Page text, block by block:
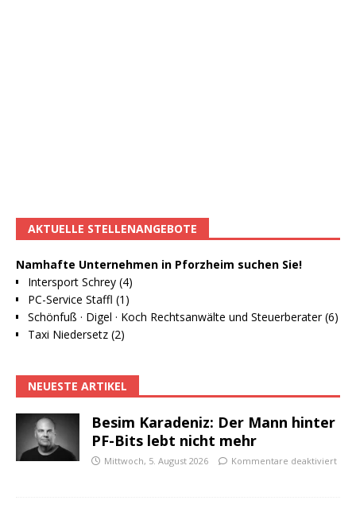
AKTUELLE STELLENANGEBOTE
Namhafte Unternehmen in Pforzheim suchen Sie!
Intersport Schrey (4)
PC-Service Staffl (1)
Schönfuß · Digel · Koch Rechtsanwälte und Steuerberater (6)
Taxi Niedersetz (2)
NEUESTE ARTIKEL
Besim Karadeniz: Der Mann hinter
PF-Bits lebt nicht mehr
Mittwoch, 5. August 2026 Kommentare deaktiviert